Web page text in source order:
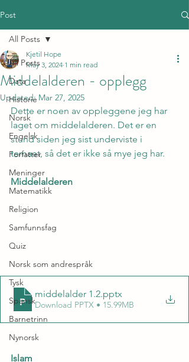
Post
All Posts
Data
Historie
Norsk
Engelsk
Forfatter
Meninger
Matematikk
Religion
Samfunnsfag
Quiz
Norsk som andrespråk
Tysk
Spansk
Barnetrinn
Nynorsk
All Posts
Middelalderen - opplegg
Kjetil Hope
May 3, 2024 1 min read
Updated: Mar 27, 2025
Dette er noen av oppleggene jeg har
laget om middelalderen. Det er en
stund siden jeg sist underviste i
temaet, så det er ikke så mye jeg har.
Middelalderen
middelalder 1.2.pptx
Download PPTX • 15.99MB
Islam